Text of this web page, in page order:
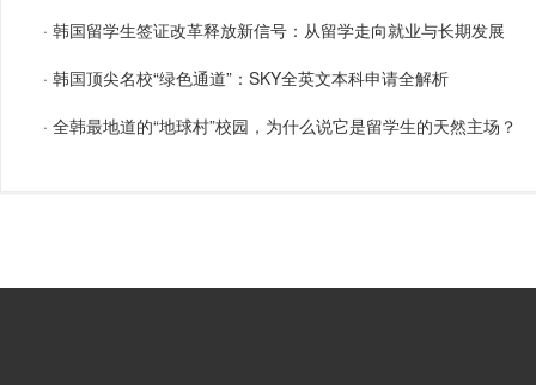
· 韩国留学生签证改革释放新信号：从留学走向就业与长期发展
· 韩国顶尖名校“绿色通道”：SKY全英文本科申请全解析
· 全韩最地道的“地球村”校园，为什么说它是留学生的天然主场？